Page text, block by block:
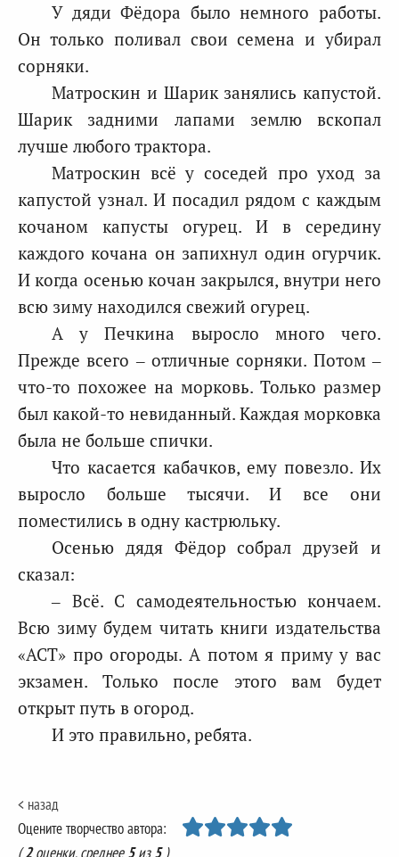
У дяди Фёдора было немного работы.
Он только поливал свои семена и убирал
сорняки.
Матроскин и Шарик занялись капустой.
Шарик задними лапами землю вскопал
лучше любого трактора.
Матроскин всё у соседей про уход за
капустой узнал. И посадил рядом с каждым
кочаном капусты огурец. И в середину
каждого кочана он запихнул один огурчик.
И когда осенью кочан закрылся, внутри него
всю зиму находился свежий огурец.
А у Печкина выросло много чего.
Прежде всего – отличные сорняки. Потом –
что-то похожее на морковь. Только размер
был какой-то невиданный. Каждая морковка
была не больше спички.
Что касается кабачков, ему повезло. Их
выросло больше тысячи. И все они
поместились в одну кастрюльку.
Осенью дядя Фёдор собрал друзей и
сказал:
– Всё. С самодеятельностью кончаем.
Всю зиму будем читать книги издательства
«АСТ» про огороды. А потом я приму у вас
экзамен. Только после этого вам будет
открыт путь в огород.
И это правильно, ребята.
< назад
Оцените творчество автора:
(2оценки, среднее5из5)